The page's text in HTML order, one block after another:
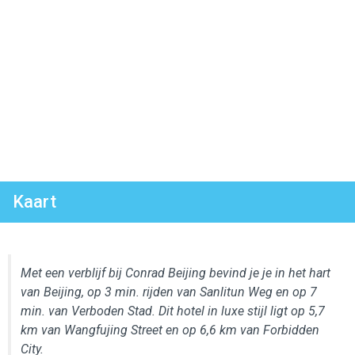
Kaart
Met een verblijf bij Conrad Beijing bevind je je in het hart
van Beijing, op 3 min. rijden van Sanlitun Weg en op 7
min. van Verboden Stad. Dit hotel in luxe stijl ligt op 5,7
km van Wangfujing Street en op 6,6 km van Forbidden
City.